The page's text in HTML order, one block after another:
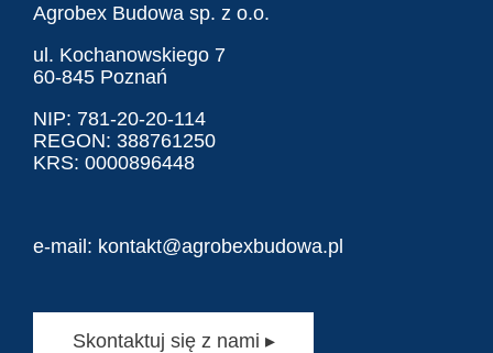
Agrobex Budowa sp. z o.o.
ul. Kochanowskiego 7
60-845 Poznań
NIP: 781-20-20-114
REGON: 388761250
KRS: 0000896448
e-mail: kontakt@agrobexbudowa.pl
Skontaktuj się z nami ▸